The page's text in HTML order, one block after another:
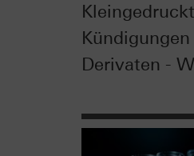
Kündigungen
Derivaten -